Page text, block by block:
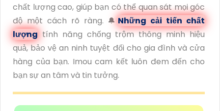
chất lượng cao, giúp bạn có thể quan sát mọi góc
độ một cách rõ ràng. 🔔 Những cải tiến chất
lượng tính năng chống trộm thông minh hiệu
quả, bảo vệ an ninh tuyệt đối cho gia đình và cửa
hàng của bạn. Imou cam kết luôn đem đến cho
bạn sự an tâm và tin tưởng.